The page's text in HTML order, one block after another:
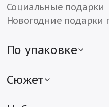
Социальные подарки
Новогодние подарки
По упаковке
Детские подарки в
Сладкие подарки в
Сюжет